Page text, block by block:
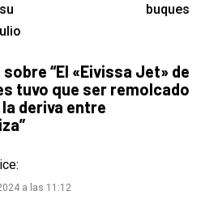
buques
“El «Eivissa Jet» de
tuvo que ser remolcado
deriva entre
”
a las 11:12